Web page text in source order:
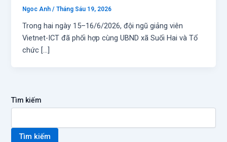
Ngoc Anh/Tháng Sáu 19, 2026
Trong hai ngày 15–16/6/2026, đội ngũ giảng viên
Vietnet-ICT đã phối hợp cùng UBND xã Suối Hai và Tổ
chức […]
Tìm kiếm
Tìm kiếm